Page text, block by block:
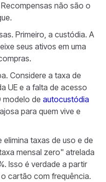
não são o
Primeiro, a custódia. A
seus ativos em uma
Considere a taxa de
UE e a falta de acesso
modelo de autocustódia
para quem vive e
elimina taxas de uso e de
mensal zero" atrelada
Isso é verdade a partir
cartão com frequência.